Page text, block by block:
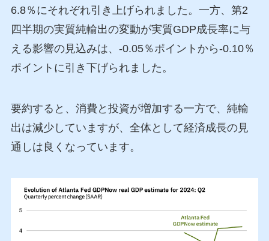
6.8％にそれぞれ引き上げられました。一方、第2
四半期の実質純輸出の変動が実質GDP成長率に与
える影響の見込みは、-0.05％ポイントから-0.10％
ポイントに引き下げられました。
要約すると、消費と投資が増加する一方で、純輸
出は減少していますが、全体として経済成長の見
通しは良くなっています。